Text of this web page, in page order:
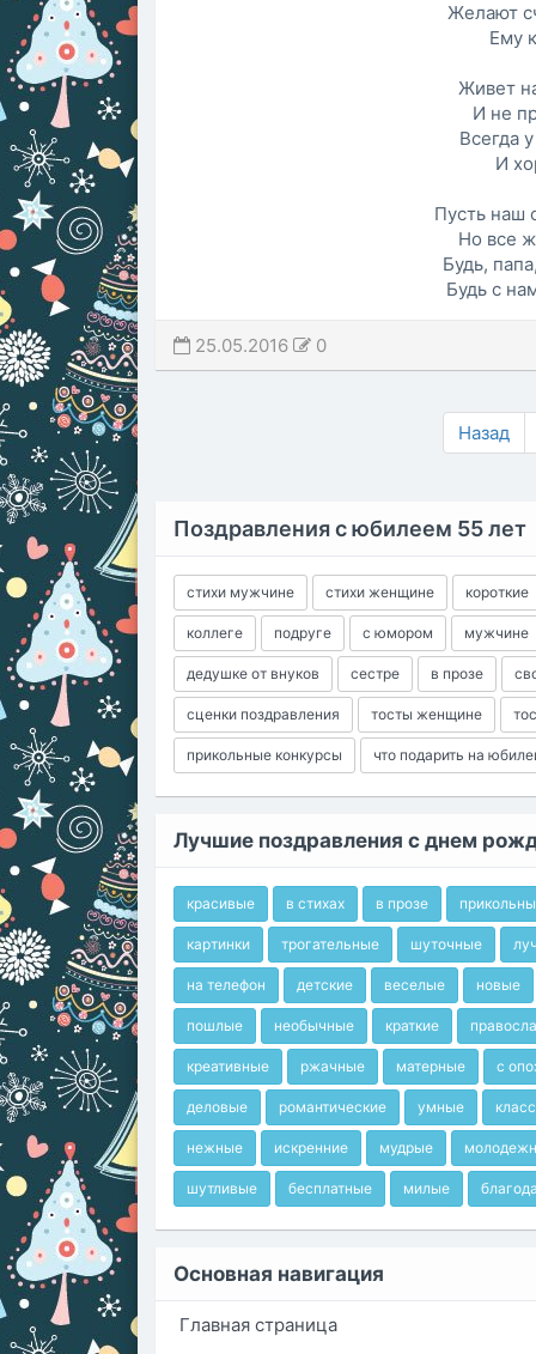
Желают
Ему
Живет
И не
Всегда
И
Пусть наш
Но все
Будь,
Будь с
25.05.2016 0
Назад
Поздравления с юбилеем 55 лет
стихи мужчине стихи женщине короткие
коллеге подруге с юмором мужчине
дедушке от внуков сестре в прозе
сценки поздравления тосты женщине
прикольные конкурсы что подарить на
Лучшие поздравления с днем
красивые в стихах в прозе
картинки трогательные шуточные
на телефон детские веселые новые
пошлые необычные краткие
креативные ржачные матерные с
деловые романтические умные
нежные искренние мудрые
шутливые бесплатные милые
Основная навигация
Главная страница